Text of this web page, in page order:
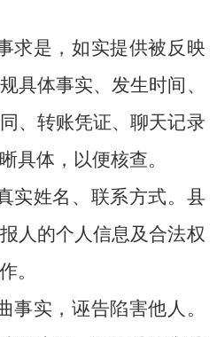
求是，如实提供被反映
具体事实、发生时间、
、转账凭证、聊天记录
具体，以便核查。
实姓名、联系方式。县
人的个人信息及合法权
。
事实，诬告陷害他人。